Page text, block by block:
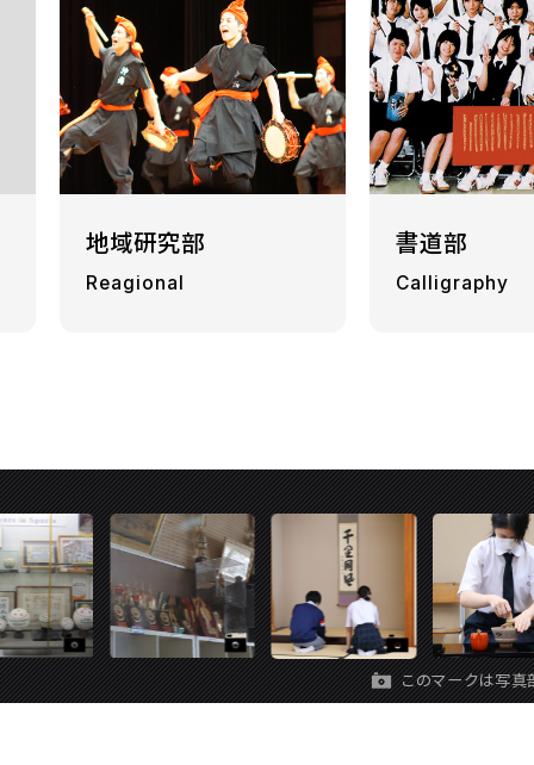
地域研究部
Reagional
書道部
Calligraphy
このマークは写真